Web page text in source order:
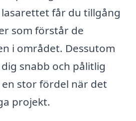
får du tillgång
som förstår de
i området. Dessutom
snabb och pålitlig
stor fördel när det
projekt.